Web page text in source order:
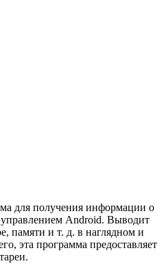
для получения информации о
Android. Выводит
памяти и т. д. в наглядном и
эта программа предоставляет